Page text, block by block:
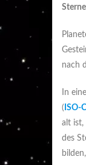
Sterne
nach
In
( ISO-
alt ist,
des